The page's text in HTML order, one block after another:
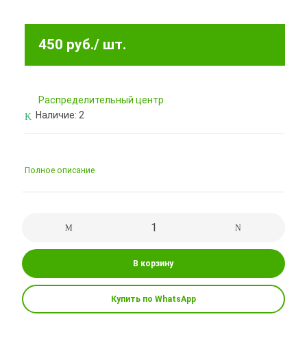
450 руб./ шт.
Pаспределительный центр
Наличие: 2
Полное описание
В корзину
Купить по WhatsApp